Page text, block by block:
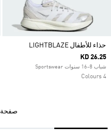
حذاء للأطفال LIGHTBLAZE
KD 26.25
شباب 8-16 سنوات Sportswear
4 Colours
صفحة